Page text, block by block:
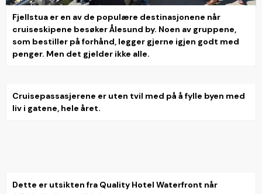
Fjellstua er en av de populære destinasjonene når
cruiseskipene besøker Ålesund by. Noen av gruppene,
som bestiller på forhånd, legger gjerne igjen godt med
penger. Men det gjelder ikke alle.
Cruisepassasjerene er uten tvil med på å fylle byen med
liv i gatene, hele året.
Dette er utsikten fra Quality Hotel Waterfront når